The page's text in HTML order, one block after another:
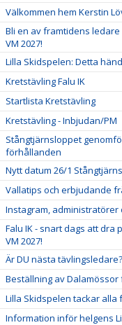
Välkommen hem Kerstin
Bli en av framtidens
VM 2027!
Lilla Skidspelen: Detta
Kretstävling Falu IK
Startlista Kretstävling
Kretstävling - Inbjudan/PM
Stångtjärnsloppet
förhållanden
Nytt datum 26/1
Vallatips och erbjudande
Instagram, administratörer
Falu IK - snart dags att
VM 2027!
Är DU nästa tävlingsledare?
Beställning av Dalamössor
Lilla Skidspelen tackar
Information inför helgens